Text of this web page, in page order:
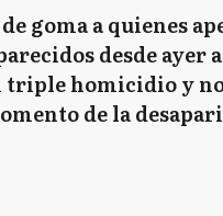
goma a quienes
desde
triple homicidio y
de la